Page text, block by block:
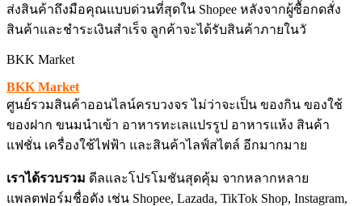
ส่งสินค้าถึงมือคุณแบบด่วนที่สุดใน Shopee หลังจากผู้ซื้อกดสั่ง
สินค้าและชำระเงินสำเร็จ ลูกค้าจะได้รับสินค้าภายในวั
BKK Market
BKK Market
ศูนย์รวมสินค้าออนไลน์ครบวงจร ไม่ว่าจะเป็น ของกิน ของใช้
ของฝาก ขนมนำเข้า อาหารทะเลแปรรูป อาหารแห้ง สินค้า
แฟชั่น เครื่องใช้ไฟฟ้า และสินค้าไลฟ์สไตล์ อีกมากมาย
เราได้รวบรวม ดีลและโปรโมชันสุดคุ้ม จากหลากหลาย
แพลตฟอร์มชื่อดัง เช่น Shopee, Lazada, TikTok Shop, Instagram,